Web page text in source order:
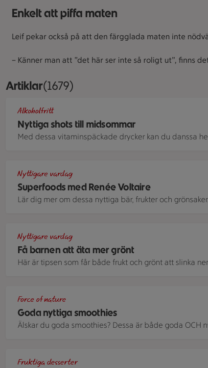
Enkelt att piffa maten
Leif pekar också på att den färgglada maten inte
– Känner man att ”det här ser inte så roligt ut”, finns
ArtiklarVisar 1679 stycken
(1679)
Nyttiga shots till midsommar
Alkoholfritt
Med dessa vitaminspäckade drycker kan du danssa
Superfoods med Renée Voltaire
Nyttigare vardag
Lär dig mer om dessa nyttiga bär, frukter och grönsaker.
Få barnen att äta mer grönt
Nyttigare vardag
Här är tipsen som får både frukt och grönt att slinka
Goda nyttiga smoothies
Force of nature
Älskar du goda smoothies? Dessa är både goda OCH
Fruktiga desserter